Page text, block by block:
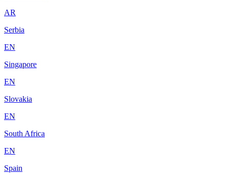
AR
Serbia
EN
Singapore
EN
Slovakia
EN
South Africa
EN
Spain